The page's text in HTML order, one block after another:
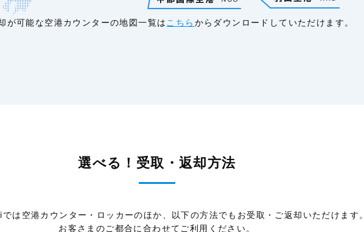
が可能な空港カウンターの地図一覧は こちら からダウンロードしていただけます。
選べる！受取・返却方法
は空港カウンター・ロッカーのほか、以下の方法でもお受取・ご返却いただけます。
お客さまのご都合に合わせてご利用ください。